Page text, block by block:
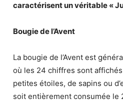
caractérisent un véritable «
Bougie de l’Avent
La bougie de l’Avent est
où les 24 chiffres sont
petites étoiles, de sapins ou
soit entièrement consumée le